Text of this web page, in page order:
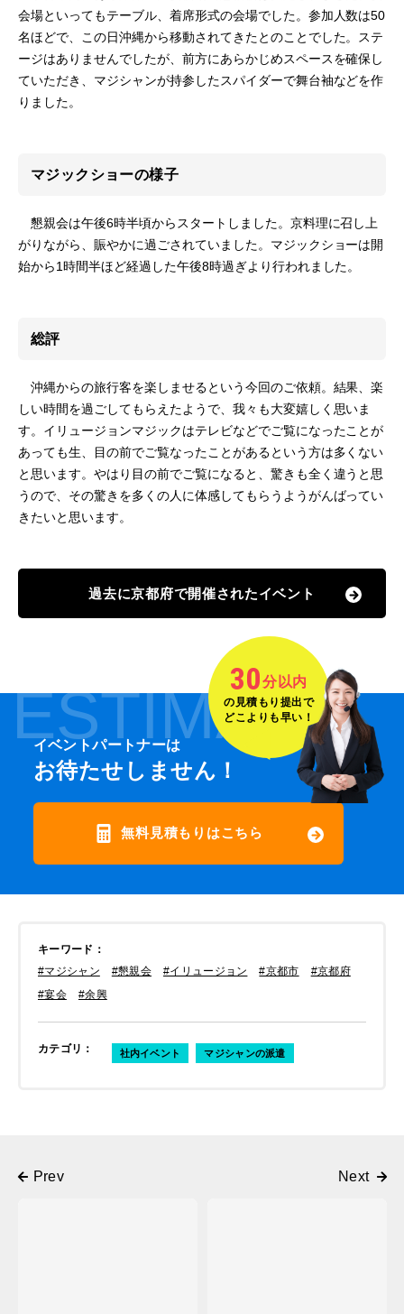
会場といってもテーブル、着席形式の会場でした。参加人数は50
名ほどで、この日沖縄から移動されてきたとのことでした。ステ
ージはありませんでしたが、前方にあらかじめスペースを確保し
ていただき、マジシャンが持参したスパイダーで舞台袖などを作
りました。
マジックショーの様子
懇親会は午後6時半頃からスタートしました。京料理に召し上
がりながら、賑やかに過ごされていました。マジックショーは開
始から1時間半ほど経過した午後8時過ぎより行われました。
総評
沖縄からの旅行客を楽しませるという今回のご依頼。結果、楽
しい時間を過ごしてもらえたようで、我々も大変嬉しく思いま
す。イリュージョンマジックはテレビなどでご覧になったことが
あっても生、目の前でご覧なったことがあるという方は多くない
と思います。やはり目の前でご覧になると、驚きも全く違うと思
うので、その驚きを多くの人に体感してもらうようがんばってい
きたいと思います。
過去に京都府で開催されたイベント
ESTIMATE
イベントパートナーは
お待たせしません！
無料見積もりはこちら
30分以内
の見積もり提出で
どこよりも早い！
キーワード ：
#マジシャン
#懇親会 #イリュージョン #京都市
#京都府
#宴会
#余興
カテゴリ ： 社内イベント マジシャンの派遣